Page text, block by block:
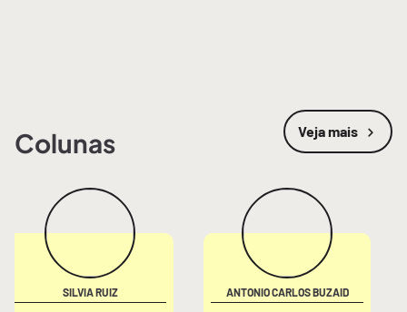
Colunas Veja mais
SILVIA RUIZ ANTONIO CARLOS BUZAID